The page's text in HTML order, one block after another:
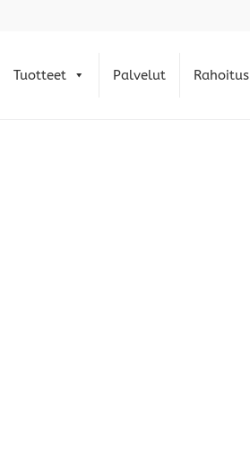
Tuotteet Palvelut Rahoitus